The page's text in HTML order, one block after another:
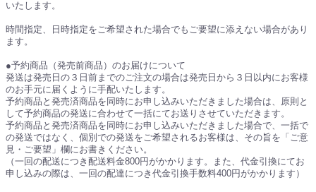
いたします。
時間指定、日時指定をご希望された場合でもご要望に添えない場合があり
ます。
●予約商品（発売前商品）のお届けについて
発送は発売日の３日前までのご注文の場合は発売日から３日以内にお客様
のお手元に届くように手配いたします。
予約商品と発売済商品を同時にお申し込みいただきました場合は、原則と
して予約商品の発送に合わせて一括にてお送りさせていただきます。
予約商品と発売済商品を同時にお申し込みいただきました場合で、一括で
の発送ではなく、個別での発送をご希望されるお客様は、その旨を「ご意
見・ご要望」欄にお書きください。
（一回の配送につき配送料金800円がかかります。また、代金引換にてお
申し込みの際は、一回の配達につき代金引換手数料400円がかかります）